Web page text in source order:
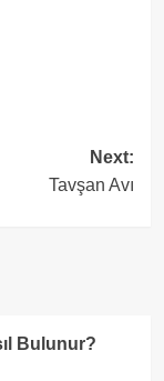
Next:
Tavşan Avı
Bulunur?